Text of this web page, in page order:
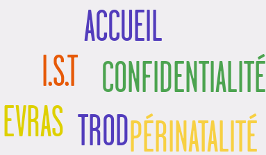
ACCUEIL
CONFIDENTIALITÉ
I.S.T
EVRAS TRODPÉRINATALITÉ